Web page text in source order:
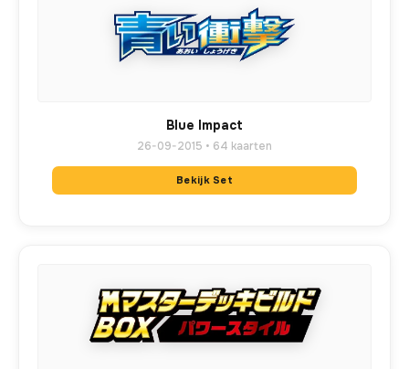
Blue Impact
26-09-2015 • 64 kaarten
Bekijk Set